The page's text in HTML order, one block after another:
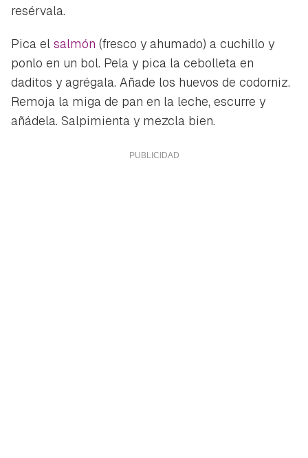
resérvala.
Pica el salmón (fresco y ahumado) a cuchillo y
ponlo en un bol. Pela y pica la cebolleta en
daditos y agrégala. Añade los huevos de codorniz.
Remoja la miga de pan en la leche, escurre y
añádela. Salpimienta y mezcla bien.